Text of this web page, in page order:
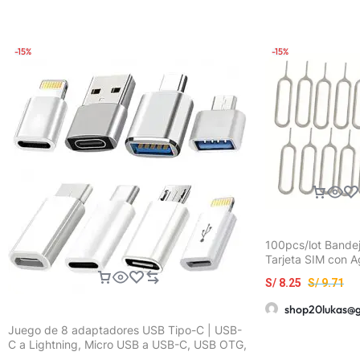
-15%
Juego de 8 adaptadores USB Tipo-C | USB-
C a Lightning, Micro USB a USB-C, USB OTG,
-15%
100pcs/lot
Tarjeta SIM con
Móviles
iPhone 12,
HUAWEI
S/9.71
S/ 8.25